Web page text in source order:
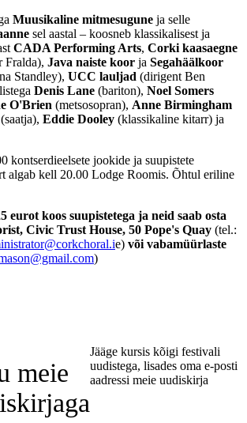
Muusikaline mitmesugune ja selle
sel aastal – koosneb klassikalisest ja
CADA Performing Arts, Corki kaasaegne
Fralda), Java naiste koor ja Segahäälkoor
Standley), UCC lauljad (dirigent Ben
Denis Lane (bariton), Noel Somers
O'Brien (metsosopran), Anne Birmingham
(saatja), Eddie Dooley (klassikaline kitarr) ja
kontserdieelsete jookide ja suupistete
algab kell 20.00 Lodge Roomis. Õhtul eriline
eurot koos suupistetega ja neid saab osta
Civic Trust House, 50 Pope's Quay (tel.:
e) või vabamüürlaste
)
meie
Jääge kursis kõigi festivali
uudistega, lisades oma e-posti
aadressi meie uudiskirja